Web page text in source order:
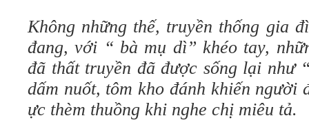
Không những thế, truyền thống gia
đang, với “ bà mụ dì” khéo tay,
đã thất truyền đã được sống lại như
dấm nuốt, tôm kho đánh khiến người
ực thèm thuồng khi nghe chị miêu tả.